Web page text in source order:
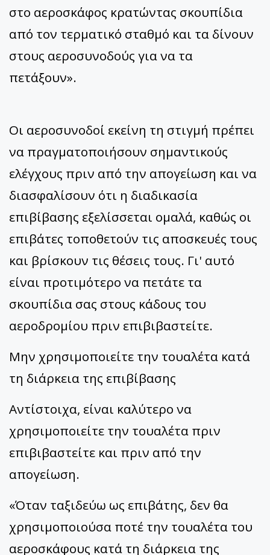
στο αεροσκάφος κρατώντας σκουπίδια
από τον τερματικό σταθμό και τα δίνουν
στους αεροσυνοδούς για να τα
πετάξουν».
Οι αεροσυνοδοί εκείνη τη στιγμή πρέπει
να πραγματοποιήσουν σημαντικούς
ελέγχους πριν από την απογείωση και να
διασφαλίσουν ότι η διαδικασία
επιβίβασης εξελίσσεται ομαλά, καθώς οι
επιβάτες τοποθετούν τις αποσκευές τους
και βρίσκουν τις θέσεις τους. Γι' αυτό
είναι προτιμότερο να πετάτε τα
σκουπίδια σας στους κάδους του
αεροδρομίου πριν επιβιβαστείτε.
Μην χρησιμοποιείτε την τουαλέτα κατά
τη διάρκεια της επιβίβασης
Αντίστοιχα, είναι καλύτερο να
χρησιμοποιείτε την τουαλέτα πριν
επιβιβαστείτε και πριν από την
απογείωση.
«Όταν ταξιδεύω ως επιβάτης, δεν θα
χρησιμοποιούσα ποτέ την τουαλέτα του
αεροσκάφους κατά τη διάρκεια της